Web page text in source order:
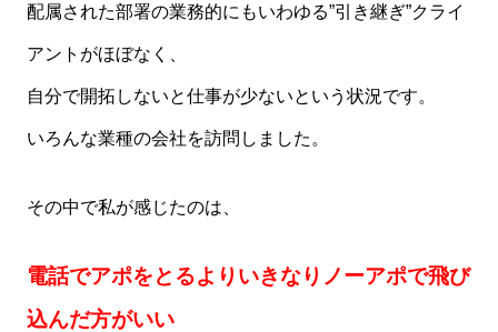
配属された部署の業務的にもいわゆる”引き継ぎ”クライ
アントがほぼなく、
自分で開拓しないと仕事が少ないという状況です。
いろんな業種の会社を訪問しました。
その中で私が感じたのは、
電話でアポをとるよりいきなりノーアポで飛び
込んだ方がいい